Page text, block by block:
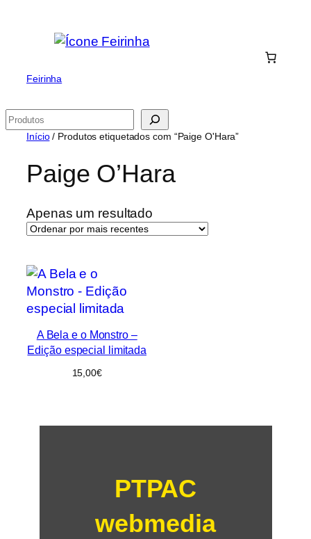
Feirinha
Pesquisar
Início/ Produtos etiquetados com “Paige O'Hara”
Paige O’Hara
Apenas um resultado
A Bela e o Monstro –
Edição especial limitada
15,00€
PTPAC
webmedia